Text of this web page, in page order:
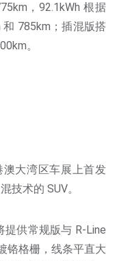
，92.1kWh 根据
785km；插混版搭
。
澳大湾区车展上首发
技术的 SUV。
供常规版与 R-Line
铬格栅，线条平直大